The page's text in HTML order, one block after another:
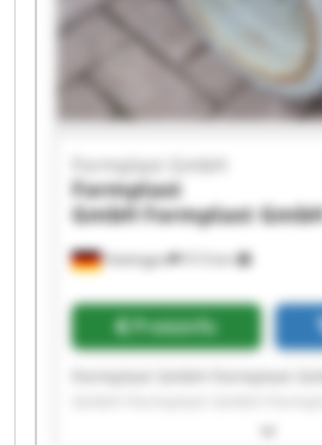
Hattingen 513 km
Formplast GmbH
Formplast
GmbH Formplast
Preisinfo
Formplast GmbH Formplast